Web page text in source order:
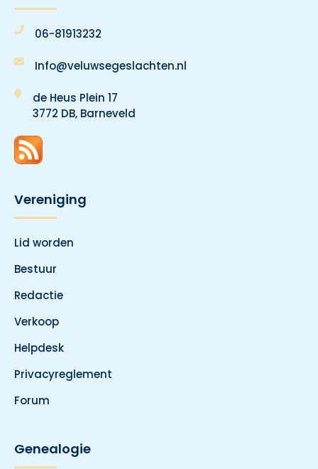
06-81913232
Info@veluwsegeslachten.nl
de Heus Plein 17
3772 DB, Barneveld
Vereniging
Lid worden
Bestuur
Redactie
Verkoop
Helpdesk
Privacyreglement
Forum
Genealogie